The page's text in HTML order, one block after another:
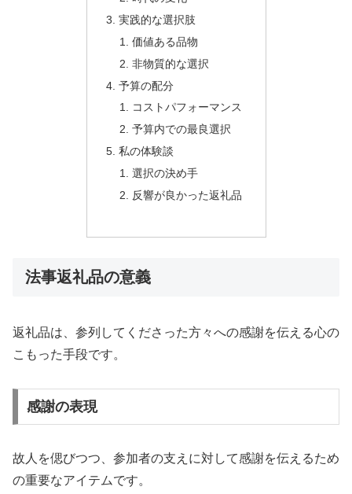
実践的な選択肢
価値ある品物
非物質的な選択
予算の配分
コストパフォーマンス
予算内での最良選択
私の体験談
選択の決め手
反響が良かった返礼品
法事返礼品の意義
返礼品は、参列してくださった方々への感謝を伝える心の
こもった手段です。
感謝の表現
故人を偲びつつ、参加者の支えに対して感謝を伝えるため
の重要なアイテムです。